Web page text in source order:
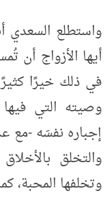
واستطلع السعدي
أيها الأزواج أن
في ذلك خيرًا
وصيته التي فيها
إجباره نفسَه -مع
والتخلق
وتخلفها المحبة،